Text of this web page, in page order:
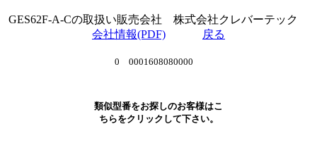
GES62F-A-Cの取扱い販売会社 株式会社クレバーテック
会社情報(PDF)
戻る
0 0001608080000
類似型番をお探しのお客様はこ
ちらをクリックして下さい。